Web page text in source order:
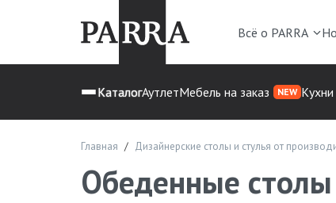
Всё о PARRA
КаталогАутлетМебель на заказ NEW Кухни
Главная Дизайнерские столы и стулья от
Обеденные столы